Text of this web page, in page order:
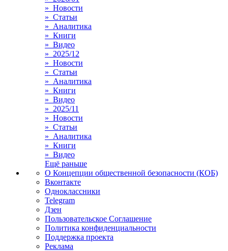
» Новости
» Статьи
» Аналитика
» Книги
» Видео
» 2025/12
» Новости
» Статьи
» Аналитика
» Книги
» Видео
» 2025/11
» Новости
» Статьи
» Аналитика
» Книги
» Видео
Ещё раньше
О Концепции общественной безопасности (КОБ)
Вконтакте
Одноклассники
Telegram
Дзен
Пользовательское Соглашение
Политика конфиденциальности
Поддержка проекта
Реклама